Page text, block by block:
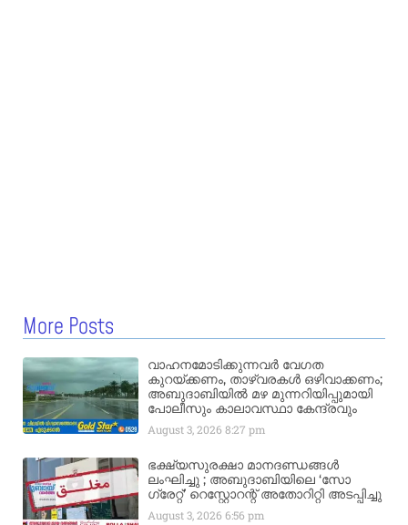
More Posts
വാഹനമോടിക്കുന്നവർ വേഗത
കുറയ്ക്കണം, താഴ്‌വരകൾ ഒഴിവാക്കണം;
അബുദാബിയിൽ മഴ മുന്നറിയിപ്പുമായി
പോലീസും കാലാവസ്ഥാ കേന്ദ്രവും
August 3, 20268:27 pm
ഭക്ഷ്യസുരക്ഷാ മാനദണ്ഡങ്ങൾ
ലംഘിച്ചു ; അബുദാബിയിലെ ‘സോ
ഗ്രേറ്റ്’ റെസ്റ്റോറന്റ് അതോറിറ്റി അടപ്പിച്ചു
August 3, 20266:56 pm